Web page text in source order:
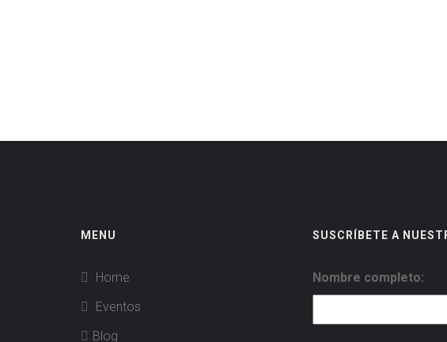
MENU
Home
Eventos
Blog
SUSCRÍBETE A
Nombre completo: